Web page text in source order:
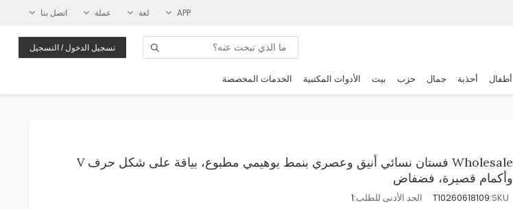
APP لغة عملة اتصل بنا
تسجيل الدخول / التسجيل
أطفال أحذية جمال حزب بيت الأدوات المكتبية الخدمات المخصصة
Wholesale فستان نسائي أنيق وعصري بنمط بوهيمي مطبوع، بياقة على شكل حرف V
وأكمام قصيرة، فضفاض
SKU:
T10260618109 الحد الأدنى للطلب:1